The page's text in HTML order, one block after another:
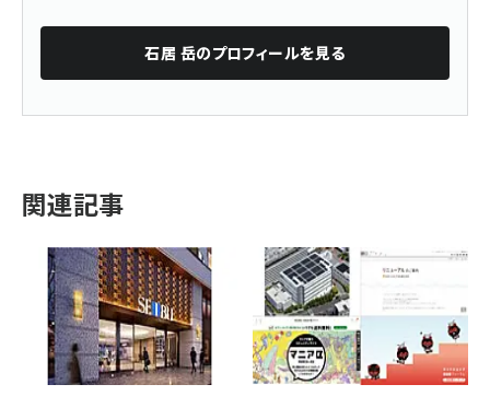
石居 岳のプロフィールを見る
関連記事